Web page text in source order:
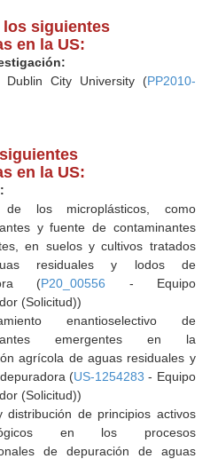
los siguientes
en la US:
Dublin City University (PP2010-
en la US:
de los microplásticos, como
y fuente de contaminantes
en suelos y cultivos tratados
residuales y lodos de
(P20_00556 - Equipo
(Solicitud))
enantioselectivo de
emergentes en la
agrícola de aguas residuales y
(US-1254283 - Equipo
(Solicitud))
distribución de principios activos
en los procesos
de depuración de aguas